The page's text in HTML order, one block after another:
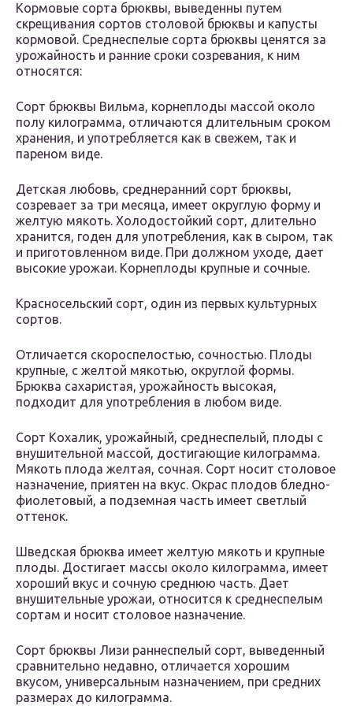
Кормовые сорта брюквы, выведенны путем
скрещивания сортов столовой брюквы и капусты
кормовой. Среднеспелые сорта брюквы ценятся за
урожайность и ранние сроки созревания, к ним
относятся:
Сорт брюквы Вильма, корнеплоды массой около
полу килограмма, отличаются длительным сроком
хранения, и употребляется как в свежем, так и
пареном виде.
Детская любовь, среднеранний сорт брюквы,
созревает за три месяца, имеет округлую форму и
желтую мякоть. Холодостойкий сорт, длительно
хранится, годен для употребления, как в сыром, так
и приготовленном виде. При должном уходе, дает
высокие урожаи. Корнеплоды крупные и сочные.
Красносельский сорт, один из первых культурных
сортов.
Отличается скороспелостью, сочностью. Плоды
крупные, с желтой мякотью, округлой формы.
Брюква сахаристая, урожайность высокая,
подходит для употребления в любом виде.
Сорт Кохалик, урожайный, среднеспелый, плоды с
внушительной массой, достигающие килограмма.
Мякоть плода желтая, сочная. Сорт носит столовое
назначение, приятен на вкус. Окрас плодов бледно-
фиолетовый, а подземная часть имеет светлый
оттенок.
Шведская брюква имеет желтую мякоть и крупные
плоды. Достигает массы около килограмма, имеет
хороший вкус и сочную среднюю часть. Дает
внушительные урожаи, относится к среднеспелым
сортам и носит столовое назначение.
Сорт брюквы Лизи раннеспелый сорт, выведенный
сравнительно недавно, отличается хорошим
вкусом, универсальным назначением, при средних
размерах до килограмма.